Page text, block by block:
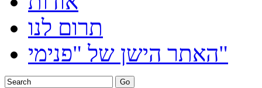
תרום לנו
האתר הישן של "פנימי"